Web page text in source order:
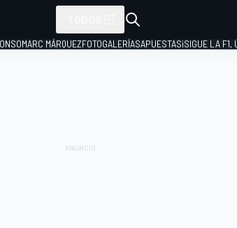
MARC MÁRQUEZFOTOGALERÍASAPUESTAS¡SIGUE LA F1,